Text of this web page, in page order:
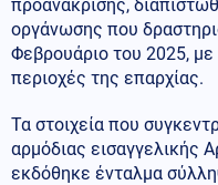
προανάκρισης,
οργάνωσης που
Φεβρουάριο του 2025,
περιοχές της επαρχίας.
Τα στοιχεία που
αρμόδιας εισαγγελικής
εκδόθηκε ένταλμα